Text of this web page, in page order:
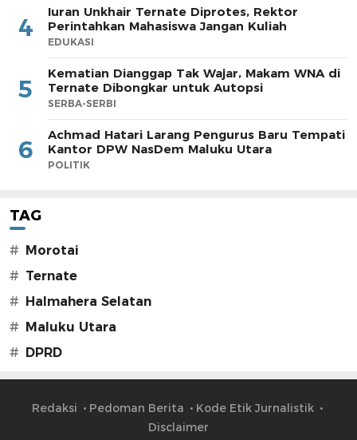
4
Iuran Unkhair Ternate Diprotes, Rektor
Perintahkan Mahasiswa Jangan Kuliah
EDUKASI
5
Kematian Dianggap Tak Wajar, Makam WNA di
Ternate Dibongkar untuk Autopsi
SERBA-SERBI
6
Achmad Hatari Larang Pengurus Baru Tempati
Kantor DPW NasDem Maluku Utara
POLITIK
TAG
# Morotai
# Ternate
# Halmahera Selatan
# Maluku Utara
# DPRD
Redaksi Pedoman Berita
Kode Etik Jurnalistik
Disclaimer